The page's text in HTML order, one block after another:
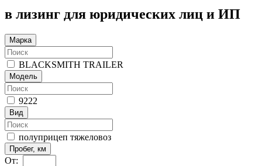
в лизинг для юридических лиц и ИП
Марка
BLACKSMITH TRAILER
Модель
9222
Вид
полуприцеп тяжеловоз
Пробег, км
От: